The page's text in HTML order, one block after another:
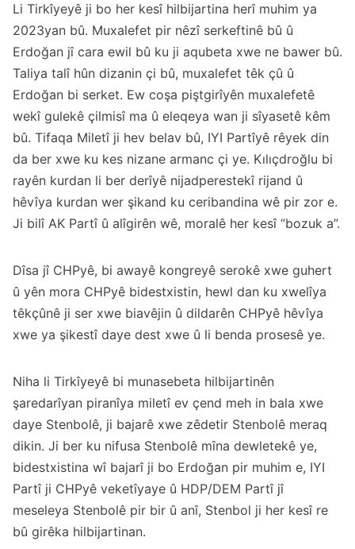
Li Tirkîyeyê ji bo her kesî hilbijartina herî muhim ya
2023yan bû. Muxalefet pir nêzî serkeftinê bû û
Erdoğan jî cara ewil bû ku ji aqubeta xwe ne bawer bû.
Taliya talî hûn dizanin çi bû, muxalefet têk çû û
Erdoğan bi serket. Ew coşa piştgirîyên muxalefetê
wekî gulekê çilmisî ma û eleqeya wan ji sîyasetê kêm
bû. Tifaqa Miletî ji hev belav bû, IYI Partîyê rêyek din
da ber xwe ku kes nizane armanc çi ye. Kılıçdroğlu bi
rayên kurdan li ber derîyê nijadperestekî rijand û
hêvîya kurdan wer şikand ku ceribandina wê pir zor e.
Ji bilî AK Partî û alîgirên wê, moralê her kesî “bozuk a”.
Dîsa jî CHPyê, bi awayê kongreyê serokê xwe guhert
û yên mora CHPyê bidestxistin, hewl dan ku xwelîya
têkçûnê ji ser xwe biavêjin û dildarên CHPyê hêvîya
xwe ya şikestî daye dest xwe û li benda prosesê ye.
Niha li Tirkîyeyê bi munasebeta hilbijartinên
şaredarîyan piranîya miletî ev çend meh in bala xwe
daye Stenbolê, ji bajarê xwe zêdetir Stenbolê meraq
dikin. Ji ber ku nifusa Stenbolê mîna dewletekê ye,
bidestxistina wî bajarî ji bo Erdoğan pir muhim e, IYI
Partî ji CHPyê veketîyaye û HDP/DEM Partî jî
meseleya Stenbolê pir bir û anî, Stenbol ji her kesî re
bû girêka hilbijartinan.